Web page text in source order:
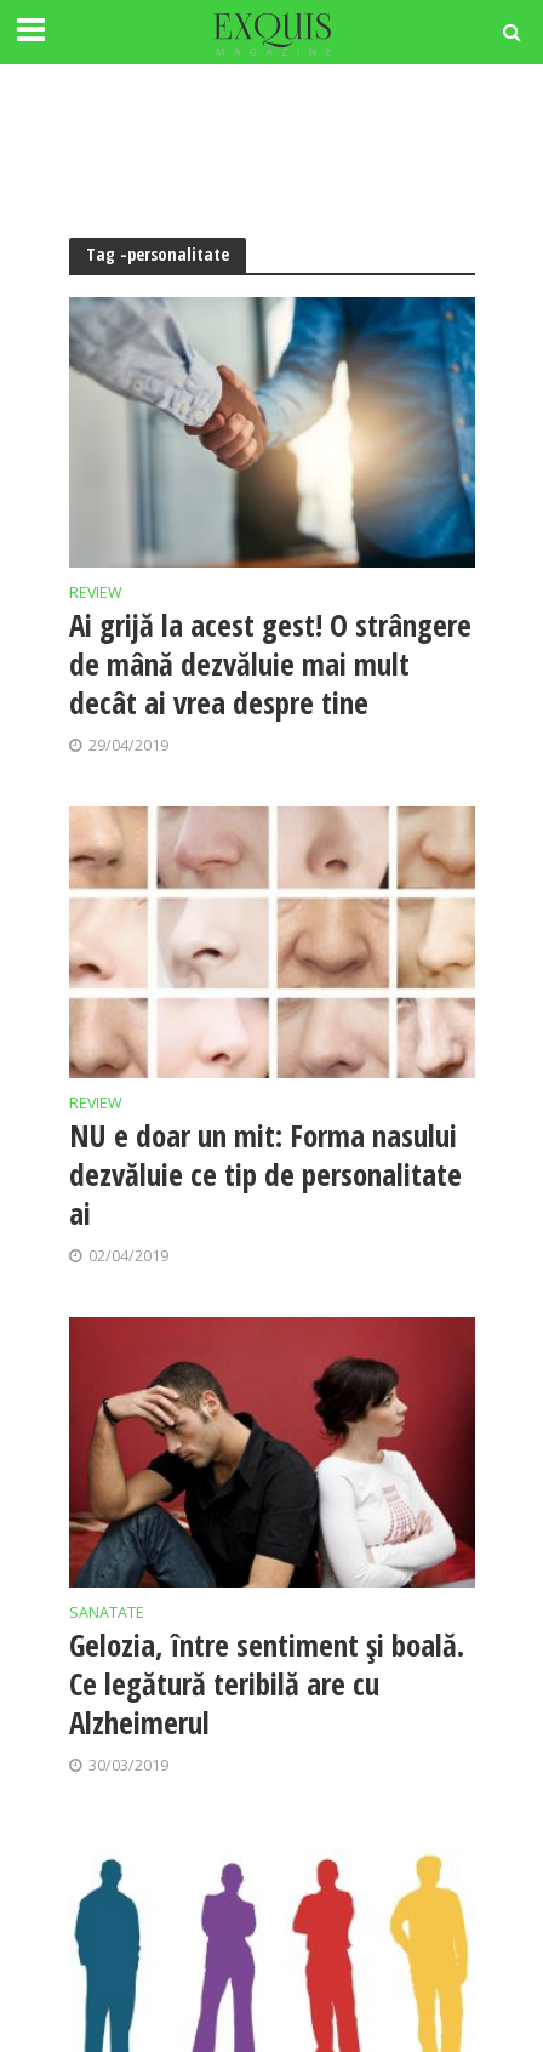
Tag -personalitate
REVIEW
Ai grijă la acest gest! O strângere
de mână dezvăluie mai mult
decât ai vrea despre tine
29/04/2019
REVIEW
NU e doar un mit: Forma nasului
dezvăluie ce tip de personalitate
ai
02/04/2019
SANATATE
Gelozia, între sentiment și boală.
Ce legătură teribilă are cu
Alzheimerul
30/03/2019